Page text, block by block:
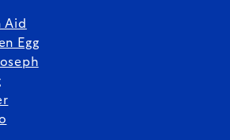
Aid
Egg